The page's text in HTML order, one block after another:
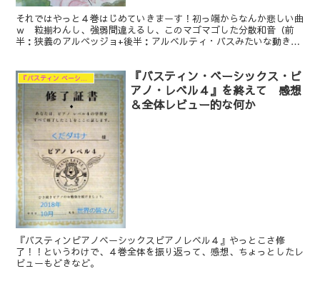
それではやっと４巻はじめていきまーす！初っ端からなんか悲しい曲
ｗ 粒揃わんし、強弱間違えるし、このマゴマゴした分散和音（前
半：狭義のアルペッジョ+後半：アルベルティ・バスみたいな動き）
『バスティン・ベーシックス・ピ
アノ・レベル４』を終えて 感想
＆全体レビュー的な何か
『バスティンピアノベーシックスピアノレベル４』やっとこさ修
了！！というわけで、４巻全体を振り返って、感想、ちょっとしたレ
ビューもどきなど。